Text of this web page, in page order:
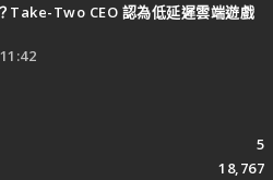
Take-Two CEO 認為低延遲雲端遊戲
5
18,767